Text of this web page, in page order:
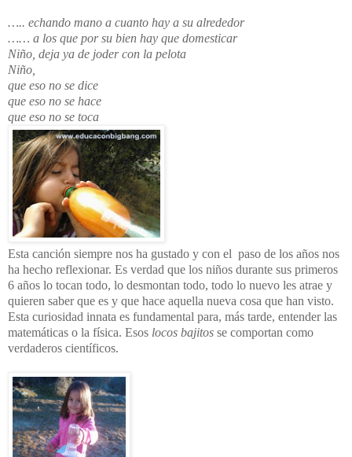
….. echando mano a cuanto hay a su alrededor
…… a los que por su bien hay que domesticar
Niño, deja ya de joder con la pelota
Niño,
que eso no se dice
que eso no se hace
que eso no se toca
Esta canción siempre nos ha gustado y con el paso de los años nos
ha hecho reflexionar. Es verdad que los niños durante sus primeros
6 años lo tocan todo, lo desmontan todo, todo lo nuevo les atrae y
quieren saber que es y que hace aquella nueva cosa que han visto.
Esta curiosidad innata es fundamental para, más tarde, entender las
matemáticas o la física. Esos locos bajitos se comportan como
verdaderos científicos.